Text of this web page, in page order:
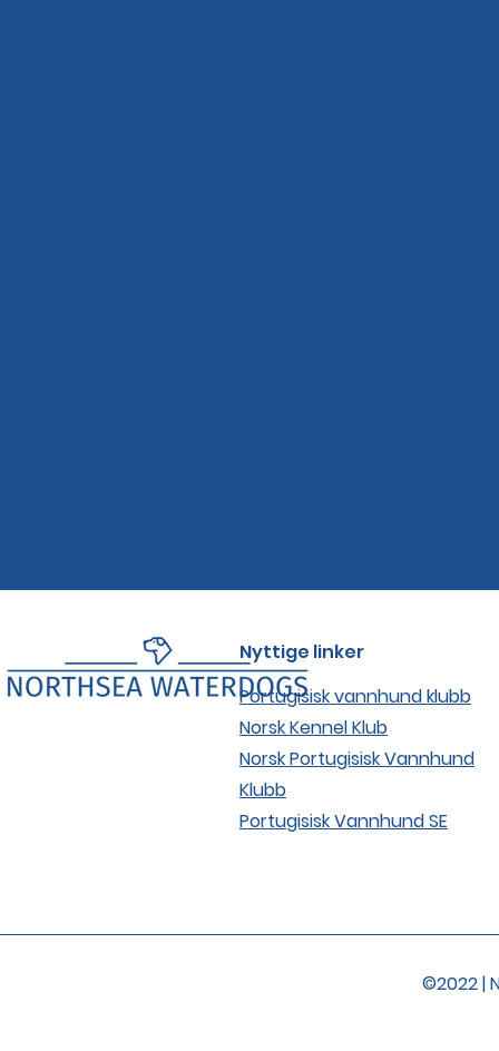
Nyttige linker
Portugisisk vannhund klubb
Norsk Kennel Klub
Norsk Portugisisk Vannhund
Klubb
Portugisisk Vannhund SE
©2022 |